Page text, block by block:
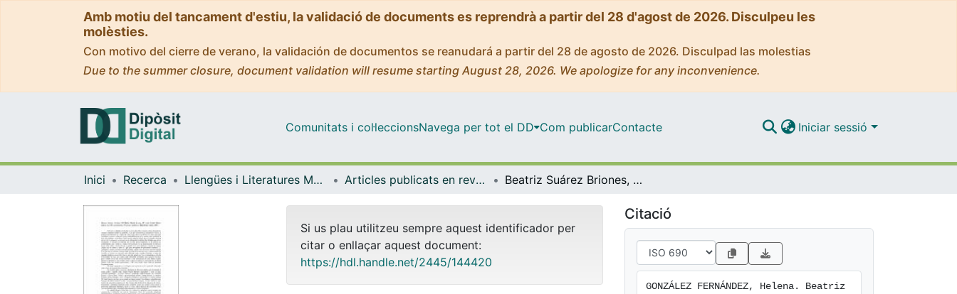
Amb motiu del tancament d'estiu, la validació de documents es reprendrà a partir del 28 d'agost de 2026. Disculpeu les
molèsties.
Con motivo del cierre de verano, la validación de documentos se reanudará a partir del 28 de agosto de 2026. Disculpad las molestias
Due to the summer closure, document validation will resume starting August 28, 2026. We apologize for any inconvenience.
Comunitats i col·leccionsNavega per tot el DD Com publicarContacte Iniciar sessió
Inici Recerca Llengües i Literatures Modernes i Estudis Anglesos Articles publicats en revistes (Llengües i Literatures Modernes i Estudis Anglesos) Beatriz Suárez Briones, Mª Belén Martín Lucas, Mª Jesús Fariña Busto (eds.): Escribir en femenino. Poéticas y políticas. Barcelona: Icaria, 2001.
Si us plau utilitzeu sempre aquest identificador per
citar o enllaçar aquest document:
https://hdl.handle.net/2445/144420
Citació
GONZÁLEZ FERNÁNDEZ, Helena. Beatriz